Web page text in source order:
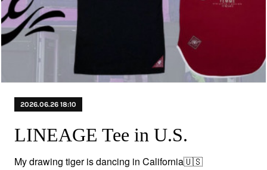
2026.06.26 18:10
LINEAGE Tee in U.S.
My drawing tiger is dancing in California🇺🇸